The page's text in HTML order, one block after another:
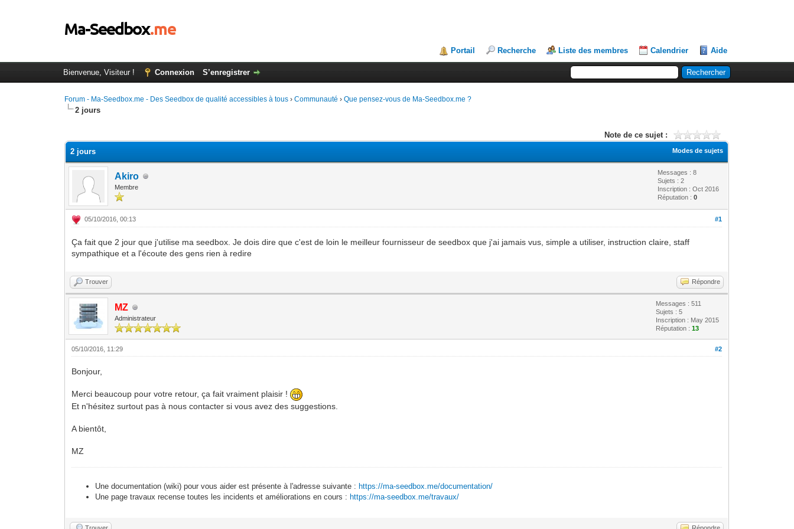
Portail Recherche Liste des membres Calendrier Aide
Bienvenue, Visiteur ! Connexion S’enregistrer
Forum - Ma-Seedbox.me - Des Seedbox de qualité accessibles à tous ›Communauté ›Que pensez-vous de Ma-Seedbox.me ?
2 jours
Note de ce sujet :
Modes de sujets
2 jours
Akiro
Membre
Messages : 8
Sujets : 2
Inscription : Oct 2016
Réputation :0
#1
05/10/2016, 00:13
Ça fait que 2 jour que j'utilise ma seedbox. Je dois dire que c'est de loin le meilleur fournisseur de seedbox que j'ai jamais vus, simple a utiliser, instruction claire, staff
sympathique et a l'écoute des gens rien à redire
Trouver Répondre
MZ
Administrateur
Messages : 511
Sujets : 5
Inscription : May 2015
Réputation :13
#2
05/10/2016, 11:29
Bonjour,
Merci beaucoup pour votre retour, ça fait vraiment plaisir !
Et n'hésitez surtout pas à nous contacter si vous avez des suggestions.
A bientôt,
MZ
Une documentation (wiki) pour vous aider est présente à l'adresse suivante : https://ma-seedbox.me/documentation/
Une page travaux recense toutes les incidents et améliorations en cours : https://ma-seedbox.me/travaux/